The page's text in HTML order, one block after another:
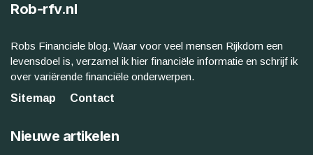
Rob-rfv.nl
Robs Financiele blog. Waar voor veel mensen Rijkdom een
levensdoel is, verzamel ik hier financiële informatie en schrijf ik
over variërende financiële onderwerpen.
Sitemap
Contact
Nieuwe artikelen